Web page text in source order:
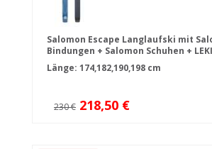
Salomon Escape Langlaufski mit
Bindungen + Salomon Schuhen +
Länge: 174,182,190,198 cm
230 € 218,50 €